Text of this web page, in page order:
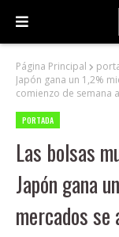
Página Principal
Japón gana un 1,2%
comienzo de semana
PORTADA
Las bolsas
Japón gana
mercados